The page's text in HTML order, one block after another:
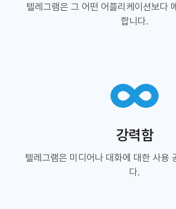
텔레그램은 그 어떤 어플리케이션보다
합니다.
강력함
텔레그램은 미디어나 대화에 대한 사용
다.